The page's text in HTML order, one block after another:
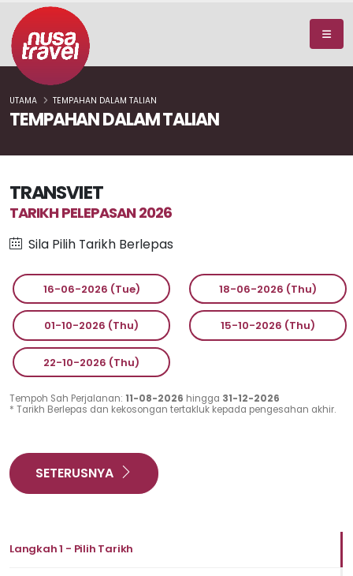
TEMPAHAN DALAM TALIAN
UTAMA TEMPAHAN DALAM TALIAN
Langkah 1 - Pilih Tarikh
TRANSVIET
TARIKH PELEPASAN 2026
Sila Pilih Tarikh Berlepas
16-06-2026 (Tue) 18-06-2026 (Thu)
01-10-2026 (Thu) 15-10-2026 (Thu)
22-10-2026 (Thu)
Tempoh Sah Perjalanan: 11-08-2026 hingga 31-12-2026
* Tarikh Berlepas dan kekosongan tertakluk kepada pengesahan akhir.
SETERUSNYA